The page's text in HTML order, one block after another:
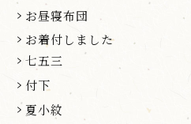
お昼寝布団
お着付しました
七五三
付下
夏小紋